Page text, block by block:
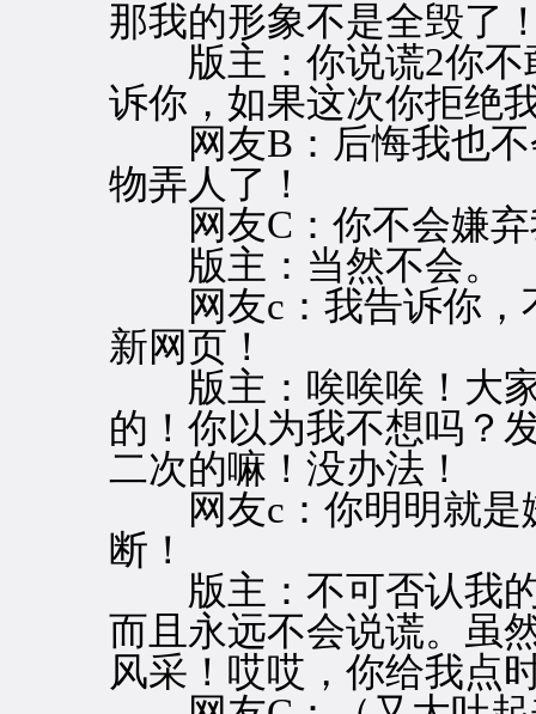
那我的形象不是全毁了
版主：你说谎2你不
诉你，如果这次你拒绝
网友B：后悔我也不
物弄人了！
网友C：你不会嫌弃
版主：当然不会。
网友c：我告诉你，
新网页！
版主：唉唉唉！大家
的！你以为我不想吗？
二次的嘛！没办法！
网友c：你明明就是
断！
版主：不可否认我的
而且永远不会说谎。虽
风采！哎哎，你给我点